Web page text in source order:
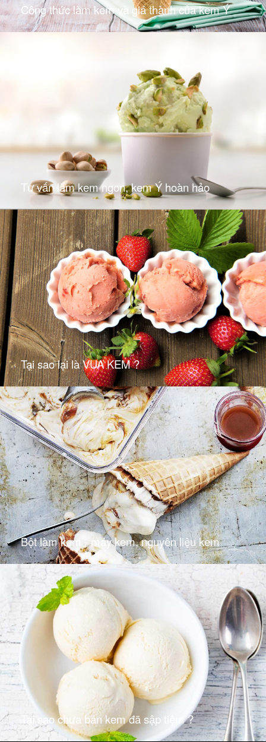
Công thức làm kem và giá thành của kem Ý
Tư vấn làm kem ngon, kem Ý hoàn hảo
Tại sao lại là VUA KEM ?
Bột làm kem - máy kem, nguyên liệu kem
Tại sao chưa bán kem đã sập tiệm ?